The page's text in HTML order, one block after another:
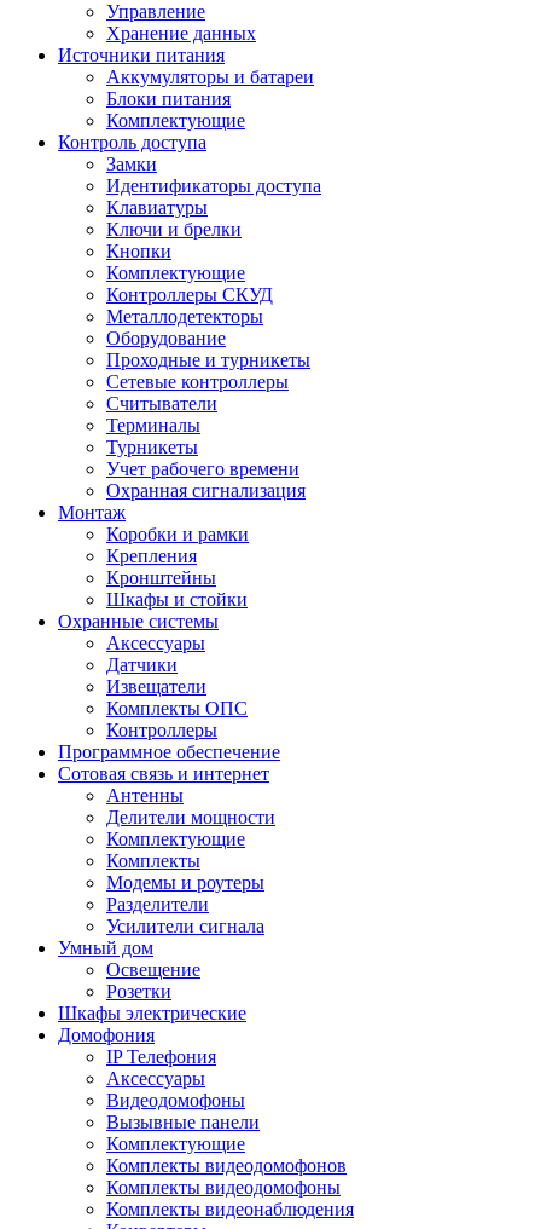
Управление
Хранение данных
Источники питания
Аккумуляторы и батареи
Блоки питания
Комплектующие
Контроль доступа
Замки
Идентификаторы доступа
Клавиатуры
Ключи и брелки
Кнопки
Комплектующие
Контроллеры СКУД
Металлодетекторы
Оборудование
Проходные и турникеты
Сетевые контроллеры
Считыватели
Терминалы
Турникеты
Учет рабочего времени
Охранная сигнализация
Монтаж
Коробки и рамки
Крепления
Кронштейны
Шкафы и стойки
Охранные системы
Аксессуары
Датчики
Извещатели
Комплекты ОПС
Контроллеры
Программное обеспечение
Сотовая связь и интернет
Антенны
Делители мощности
Комплектующие
Комплекты
Модемы и роутеры
Разделители
Усилители сигнала
Умный дом
Освещение
Розетки
Шкафы электрические
Домофония
IP Телефония
Аксессуары
Видеодомофоны
Вызывные панели
Комплектующие
Комплекты видеодомофонов
Комплекты видеодомофоны
Комплекты видеонаблюдения